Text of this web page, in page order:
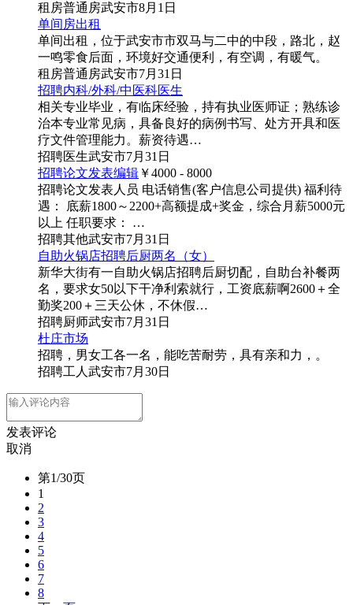
租房普通房武安市8月1日
单间房出租
单间出租，位于武安市市双马与二中的中段，路北，赵
一鸣零食后面，环境好交通便利，有空调，有暖气。
租房普通房武安市7月31日
招聘内科/外科/中医科医生
相关专业毕业，有临床经验，持有执业医师证；熟练诊
治本专业常见病，具备良好的病例书写、处方开具和医
疗文件管理能力。薪资待遇…
招聘医生武安市7月31日
招聘论文发表编辑 ￥4000 - 8000
招聘论文发表人员 电话销售(客户信息公司提供) 福利待
遇： 底薪1800～2200+高额提成+奖金，综合月薪5000元
以上 任职要求： …
招聘其他武安市7月31日
自助火锅店招聘后厨两名（女）
新华大街有一自助火锅店招聘后厨切配，自助台补餐两
名，要求女50以下干净利索就行，工资底薪啊2600＋全
勤奖200＋三天公休，不休假…
招聘厨师武安市7月31日
杜庄市场
招聘，男女工各一名，能吃苦耐劳，具有亲和力，。
招聘工人 武安市7月30日
发表评论
取消
第1/30页
1
2
3
4
5
6
7
8